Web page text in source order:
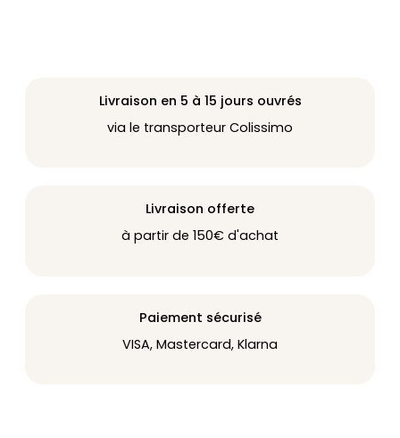
Livraison en 5 à 15 jours ouvrés
via le transporteur Colissimo
Livraison offerte
à partir de 150€ d'achat
Paiement sécurisé
VISA, Mastercard, Klarna